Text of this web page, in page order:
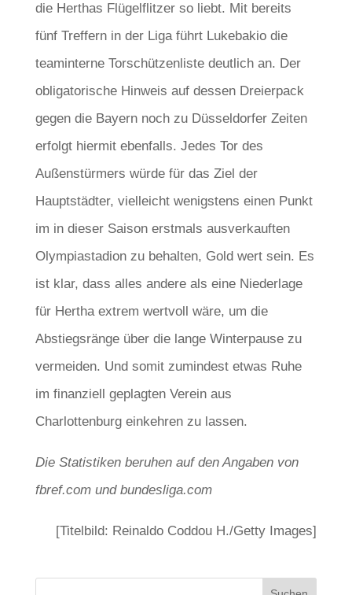
die Herthas Flügelflitzer so liebt. Mit bereits
fünf Treffern in der Liga führt Lukebakio die
teaminterne Torschützenliste deutlich an. Der
obligatorische Hinweis auf dessen Dreierpack
gegen die Bayern noch zu Düsseldorfer Zeiten
erfolgt hiermit ebenfalls. Jedes Tor des
Außenstürmers würde für das Ziel der
Hauptstädter, vielleicht wenigstens einen Punkt
im in dieser Saison erstmals ausverkauften
Olympiastadion zu behalten, Gold wert sein. Es
ist klar, dass alles andere als eine Niederlage
für Hertha extrem wertvoll wäre, um die
Abstiegsränge über die lange Winterpause zu
vermeiden. Und somit zumindest etwas Ruhe
im finanziell geplagten Verein aus
Charlottenburg einkehren zu lassen.
Die Statistiken beruhen auf den Angaben von
fbref.com und bundesliga.com
[Titelbild: Reinaldo Coddou H./Getty Images]